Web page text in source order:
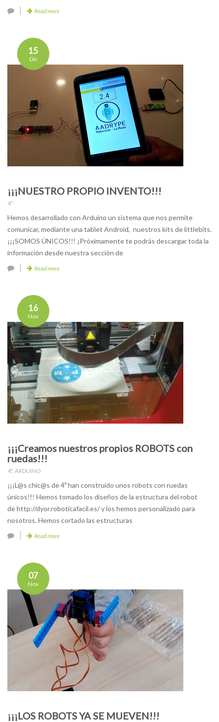
Read more
15
Dic
¡¡¡NUESTRO PROPIO INVENTO!!!
4º
Hemos desarrollado con Arduino un sistema que nos permite
comunicar, mediante una tablet Android, nuestros kits de littlebits.
¡¡¡SOMOS ÚNICOS!!! ¡Próximamente te podrás descargar toda la
información desde nuestra sección de
Read more
16
Nov
¡¡¡Creamos nuestros propios ROBOTS con
ruedas!!!
4º, ARDUINO
¡¡¡L@s chic@s de 4º han construido unos robots con ruedas
únicos!!! Hemos tomado los diseños de la estructura del robot
de http://dyor.roboticafacil.es/ y los hemos personalizado para
nosotros. Hemos cortado las estructuras
Read more
07
Nov
¡¡¡LOS ROBOTS YA SE MUEVEN!!!